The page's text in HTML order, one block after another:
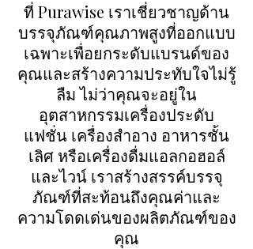
ที่ Purawise เราเชี่ยวชาญด้าน
บรรจุภัณฑ์คุณภาพสูงที่ออกแบบ
เฉพาะเพื่อยกระดับแบรนด์ของ
คุณและสร้างความประทับใจไม่รู้
ลืม ไม่ว่าคุณจะอยู่ใน
อุตสาหกรรมเครื่องประดับ
แฟชั่น เครื่องสำอาง อาหารชั้น
เลิศ หรือเครื่องดื่มแอลกอฮอล์
และไวน์ เราสร้างสรรค์บรรจุ
ภัณฑ์ที่สะท้อนถึงคุณค่าและ
ความโดดเด่นของผลิตภัณฑ์ของ
คุณ